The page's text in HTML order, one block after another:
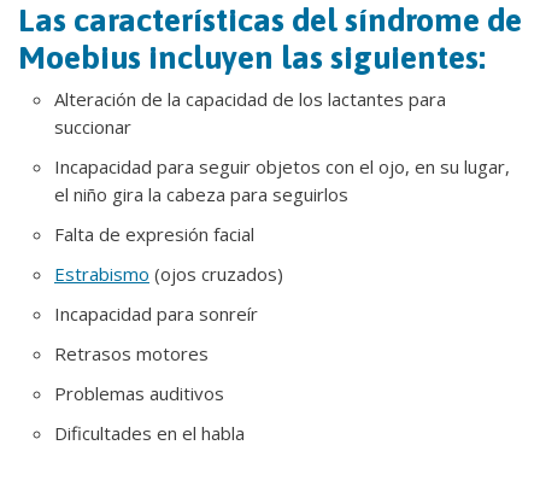
Las características del síndrome de
Moebius incluyen las siguientes:
Alteración de la capacidad de los lactantes para
succionar
Incapacidad para seguir objetos con el ojo, en su lugar,
el niño gira la cabeza para seguirlos
Falta de expresión facial
Estrabismo (ojos cruzados)
Incapacidad para sonreír
Retrasos motores
Problemas auditivos
Dificultades en el habla